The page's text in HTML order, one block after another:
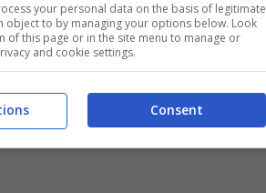
your personal data on the basis of legitimate
object to by managing your options below. Look
of this page or in the site menu to manage or
and cookie settings.
Consent